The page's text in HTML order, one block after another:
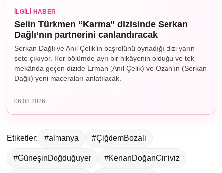
İLGILI HABER
Selin Türkmen “Karma” dizisinde Serkan
Dağlı’nın partnerini canlandıracak
Serkan Dağlı ve Anıl Çelik’in başrolünü oynadığı dizi yarın
sete çıkıyor. Her bölümde ayrı bir hikâyenin olduğu ve tek
mekânda geçen dizide Erman (Anıl Çelik) ve Ozan’ın (Serkan
Dağlı) yeni maceraları anlatılacak.
06.08.2026
Etiketler: #almanya #ÇiğdemBozali
#GüneşinDoğduğuyer #KenanDoğanCiniviz